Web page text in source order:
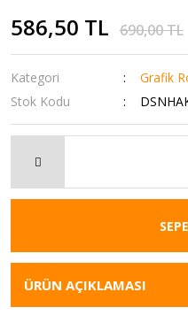
586,50 TL 690,00 TL
Kategori Grafik
Stok Kodu
ÜRÜN AÇIKLAMASI